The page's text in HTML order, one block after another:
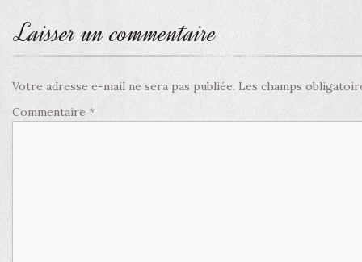
Laisser un commentaire
Votre adresse e-mail ne sera pas publiée. Les champs
Commentaire *